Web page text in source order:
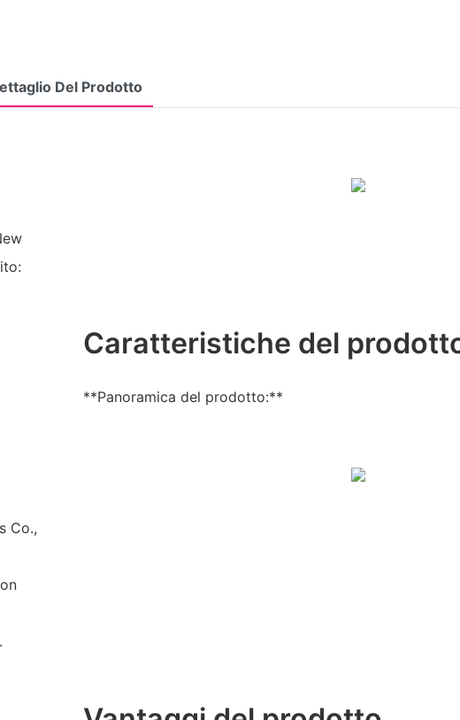
Del Prodotto
Caratteristiche del
**Panoramica del prodotto:**
Co.,